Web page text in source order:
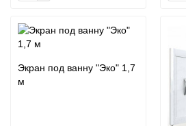
Экран под ванну "Эко" 1,7
м